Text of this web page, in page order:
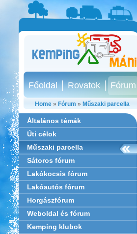
Főoldal Rovatok Fórum
Home » Fórum » Műszaki parcella
Általános témák
Úti célok
Műszaki parcella
Sátoros fórum
Lakókocsis fórum
Lakóautós fórum
Horgászfórum
Weboldal és fórum
Kemping klubok